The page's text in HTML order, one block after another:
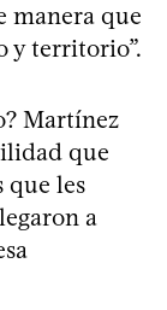
manera que
y territorio”.
Martínez
que
que les
a